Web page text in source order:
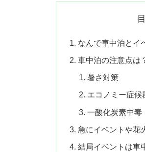
なんで車中泊とイ
車中泊の注意点は
暑さ対策
エコノミー症候
一酸化炭素中毒
急にイベントや花
結局イベントは車